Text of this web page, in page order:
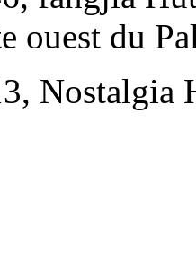
ouest du
Nostalgia